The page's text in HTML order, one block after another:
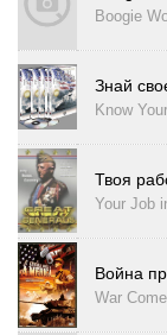
Boogie
Знай
Know
Твоя
Your Job
Война
War